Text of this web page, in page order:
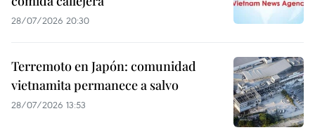
28/07/2026 20:30
Terremoto en Japón: comunidad
vietnamita permanece a salvo
28/07/2026 13:53